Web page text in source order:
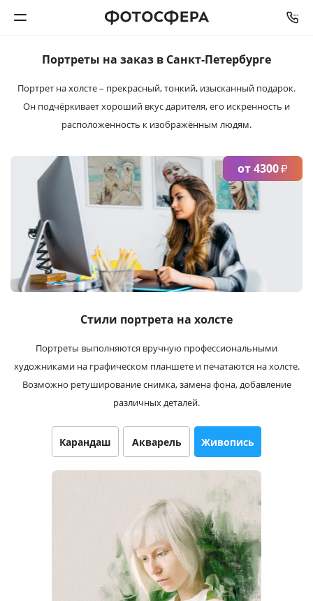
Печать фото
Фотокниги
Интерьерная печать
Фотоподарки
Багетная мастерская
Полиграфия
Магазин
Портреты на заказ в Санкт-Петербурге
Портрет на холсте – прекрасный, тонкий, изысканный подарок.
Он подчёркивает хороший вкус дарителя, его искренность и
расположенность к изображённым людям.
от 4300₽
Стили портрета на холсте
Портреты выполняются вручную профессиональными
художниками на графическом планшете и печатаются на холсте.
Возможно ретуширование снимка, замена фона, добавление
различных деталей.
Карандаш Акварель Живопись